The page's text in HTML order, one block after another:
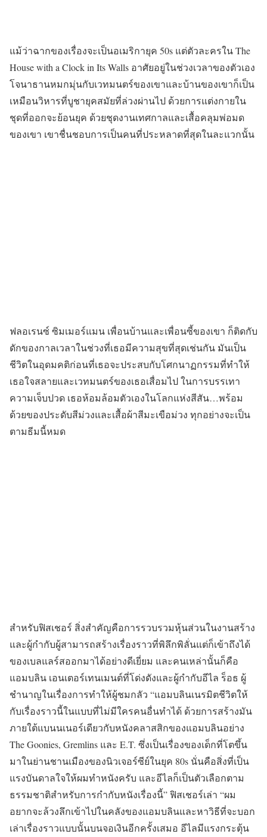
แม้ว่าฉากของเรื่องจะเป็นอเมริกายุค 50s แต่ตัวละครใน The
House with a Clock in Its Walls อาศัยอยู่ในช่วงเวลาของตัวเอง
โจนาธานหมกมุ่นกับเวทมนตร์ของเขาและบ้านของเขาก็เป็น
เหมือนวิหารที่บูชายุคสมัยที่ล่วงผ่านไป ด้วยการแต่งกายใน
ชุดที่ออกจะย้อนยุค ด้วยชุดงานเทศกาลและเสื้อคลุมพ่อมด
ของเขา เขาชื่นชอบการเป็นคนที่ประหลาดที่สุดในละแวกนั้น
ฟลอเรนซ์ ซิมเมอร์แมน เพื่อนบ้านและเพื่อนซี้ของเขา ก็ติดกับ
ดักของกาลเวลาในช่วงที่เธอมีความสุขที่สุดเช่นกัน มันเป็น
ชีวิตในอุดมคติก่อนที่เธอจะประสบกับโศกนาฏกรรมที่ทำให้
เธอใจสลายและเวทมนตร์ของเธอเสื่อมไป ในการบรรเทา
ความเจ็บปวด เธอห้อมล้อมตัวเองในโลกแห่งสีสัน…พร้อม
ด้วยของประดับสีม่วงและเสื้อผ้าสีมะเขือม่วง ทุกอย่างจะเป็น
ตามธีมนี้หมด
สำหรับฟิสเชอร์ สิ่งสำคัญคือการรวบรวมหุ้นส่วนในงานสร้าง
และผู้กำกับผู้สามารถสร้างเรื่องราวที่พิลึกพิลั่นแต่ก็เข้าถึงได้
ของเบลแลร์สออกมาได้อย่างดีเยี่ยม และคนเหล่านั้นก็คือ
แอมบลิน เอนเตอร์เทนเมนต์ที่โด่งดังและผู้กำกับอีไล ร็อธ ผู้
ชำนาญในเรื่องการทำให้ผู้ชมกลัว “แอมบลินเนรมิตชีวิตให้
กับเรื่องราวนี้ในแบบที่ไม่มีใครคนอื่นทำได้ ด้วยการสร้างมัน
ภายใต้แบนนเนอร์เดียวกับหนังคลาสสิกของแอมบลินอย่าง
The Goonies, Gremlins และ E.T. ซึ่งเป็นเรื่องของเด็กที่โตขึ้น
มาในย่านชานเมืองของนิวเจอร์ซีย์ในยุค 80s นั่นคือสิ่งที่เป็น
แรงบันดาลใจให้ผมทำหนังครับ และอีไลก็เป็นตัวเลือกตาม
ธรรมชาติสำหรับการกำกับหนังเรื่องนี้” ฟิสเชอร์เล่า “ผม
อยากจะล้วงลึกเข้าไปในคลังของแอมบลินและหาวิธีที่จะบอก
เล่าเรื่องราวแบบนั้นบนจอเงินอีกครั้งเสมอ อีไลมีแรงกระตุ้น